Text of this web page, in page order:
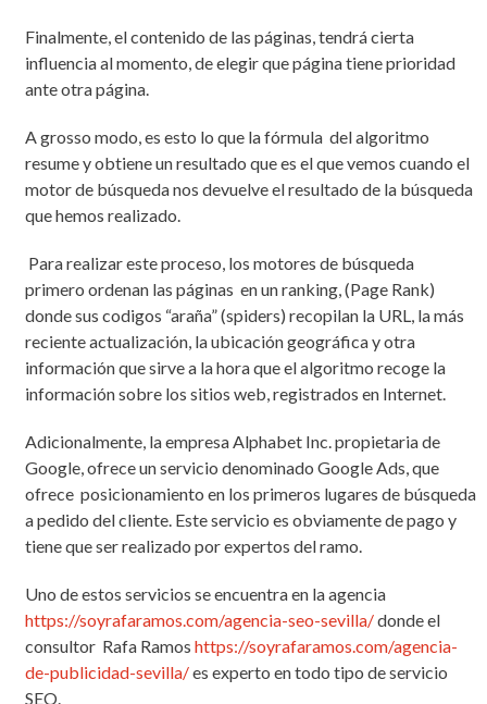
Finalmente, el contenido de las páginas, tendrá cierta
influencia al momento, de elegir que página tiene prioridad
ante otra página.
A grosso modo, es esto lo que la fórmula del algoritmo
resume y obtiene un resultado que es el que vemos cuando el
motor de búsqueda nos devuelve el resultado de la búsqueda
que hemos realizado.
Para realizar este proceso, los motores de búsqueda
primero ordenan las páginas en un ranking, (Page Rank)
donde sus codigos “araña” (spiders) recopilan la URL, la más
reciente actualización, la ubicación geográfica y otra
información que sirve a la hora que el algoritmo recoge la
información sobre los sitios web, registrados en Internet.
Adicionalmente, la empresa Alphabet Inc. propietaria de
Google, ofrece un servicio denominado Google Ads, que
ofrece posicionamiento en los primeros lugares de búsqueda
a pedido del cliente. Este servicio es obviamente de pago y
tiene que ser realizado por expertos del ramo.
Uno de estos servicios se encuentra en la agencia
https://soyrafaramos.com/agencia-seo-sevilla/donde el
consultor Rafa Ramos https://soyrafaramos.com/agencia-
de-publicidad-sevilla/es experto en todo tipo de servicio
SEO.